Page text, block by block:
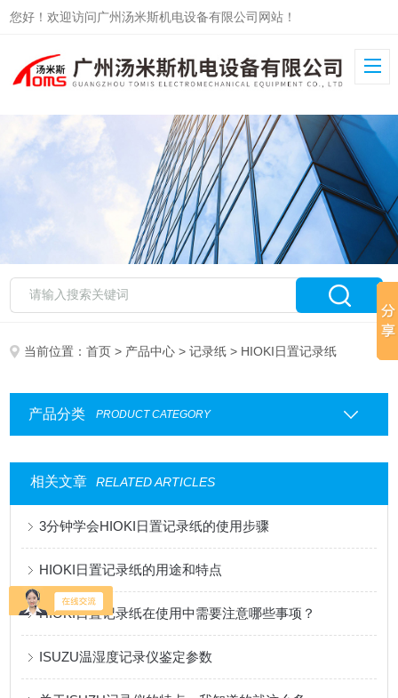
您好！欢迎访问广州汤米斯机电设备有限公司网站！
当前位置：首页 > 产品中心 >记录纸 > HIOKI日置记录纸
产品分类 PRODUCT CATEGORY
相关文章 RELATED ARTICLES
3分钟学会HIOKI日置记录纸的使用步骤
HIOKI日置记录纸的用途和特点
HIOKI日置记录纸在使用中需要注意哪些事项？
ISUZU温湿度记录仪鉴定参数